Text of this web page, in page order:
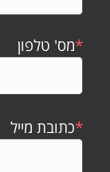
*מס' טלפון
*כתובת מייל